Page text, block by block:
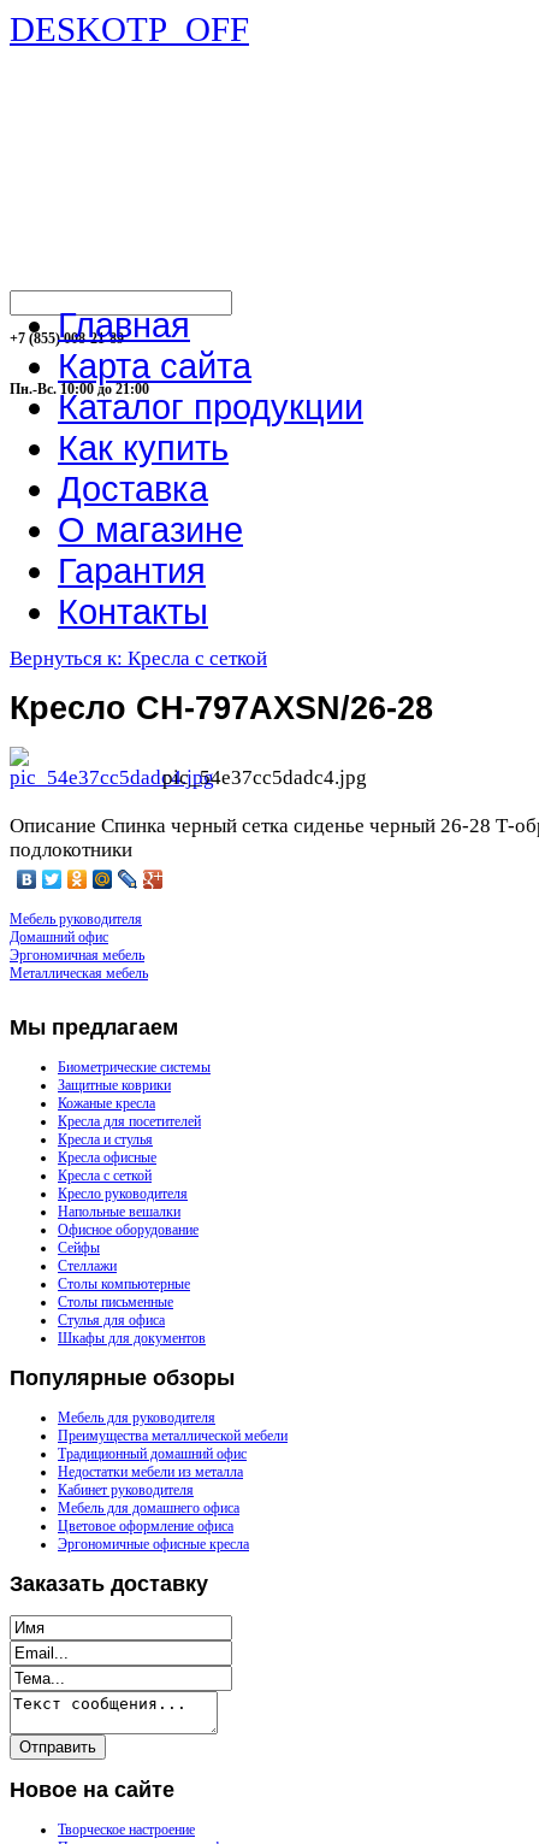
DESKOTP_OFF
+7 (855) 008-21-89
Пн.-Вс. 10:00 до 21:00
Главная
Карта сайта
Каталог продукции
Как купить
Доставка
О магазине
Гарантия
Контакты
Вернуться к: Кресла с сеткой
Кресло CH-797AXSN/26-28
pic_54e37cc5dadc4.jpg
Описание Спинка черный сетка сиденье черный 26-28 Т-
подлокотники
Мебель руководителя
Домашний офис
Эргономичная мебель
Металлическая мебель
Мы предлагаем
Биометрические системы
Защитные коврики
Кожаные кресла
Кресла для посетителей
Кресла и стулья
Кресла офисные
Кресла с сеткой
Кресло руководителя
Напольные вешалки
Офисное оборудование
Сейфы
Стеллажи
Столы компьютерные
Столы письменные
Стулья для офиса
Шкафы для документов
Популярные обзоры
Мебель для руководителя
Преимущества металлической мебели
Традиционный домашний офис
Недостатки мебели из металла
Кабинет руководителя
Мебель для домашнего офиса
Цветовое оформление офиса
Эргономичные офисные кресла
Заказать доставку
Новое на сайте
Творческое настроение